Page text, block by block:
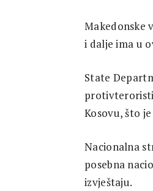
Makedonske
i dalje ima u
State
Kosovu, što
Nacionalna
posebna
izvještaju.